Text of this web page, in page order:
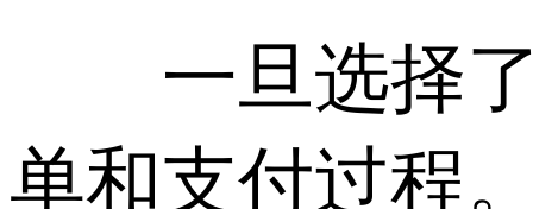
一旦选择了
单和支付过程